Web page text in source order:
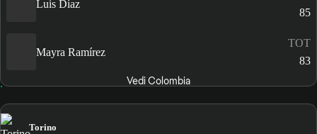
Luis Díaz
85
Mayra Ramírez
TOT
83
Vedi Colombia
Torino